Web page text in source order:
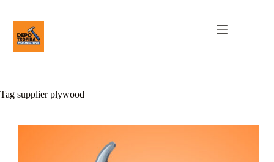
Tag supplier plywood